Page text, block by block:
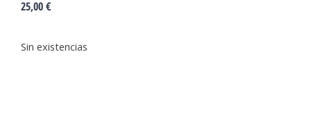
25,00€
Sin existencias